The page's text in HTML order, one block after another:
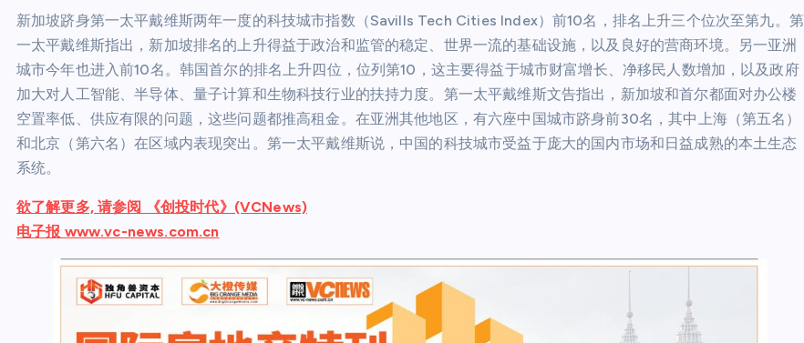
新加坡跻身第一太平戴维斯两年一度的科技城市指数（Savills Tech Cities Index）前10名，排名上升三个位次至第九。第
一太平戴维斯指出，新加坡排名的上升得益于政治和监管的稳定、世界一流的基础设施，以及良好的营商环境。另一亚洲
城市今年也进入前10名。韩国首尔的排名上升四位，位列第10，这主要得益于城市财富增长、净移民人数增加，以及政府
加大对人工智能、半导体、量子计算和生物科技行业的扶持力度。第一太平戴维斯文告指出，新加坡和首尔都面对办公楼
空置率低、供应有限的问题，这些问题都推高租金。在亚洲其他地区，有六座中国城市跻身前30名，其中上海（第五名）
和北京（第六名）在区域内表现突出。第一太平戴维斯说，中国的科技城市受益于庞大的国内市场和日益成熟的本土生态
系统。
欲了解更多, 请参阅 《创投时代》(VCNews)
电子报 www.vc-news.com.cn